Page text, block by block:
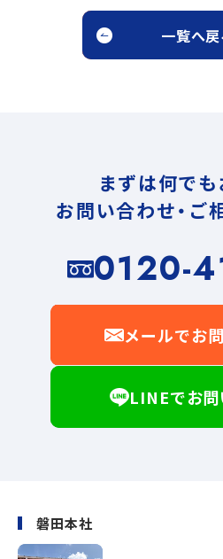
一覧へ戻
まずは何で
お問い合わせ・ご
0120-
メールでお
LINEでお問
磐田本社